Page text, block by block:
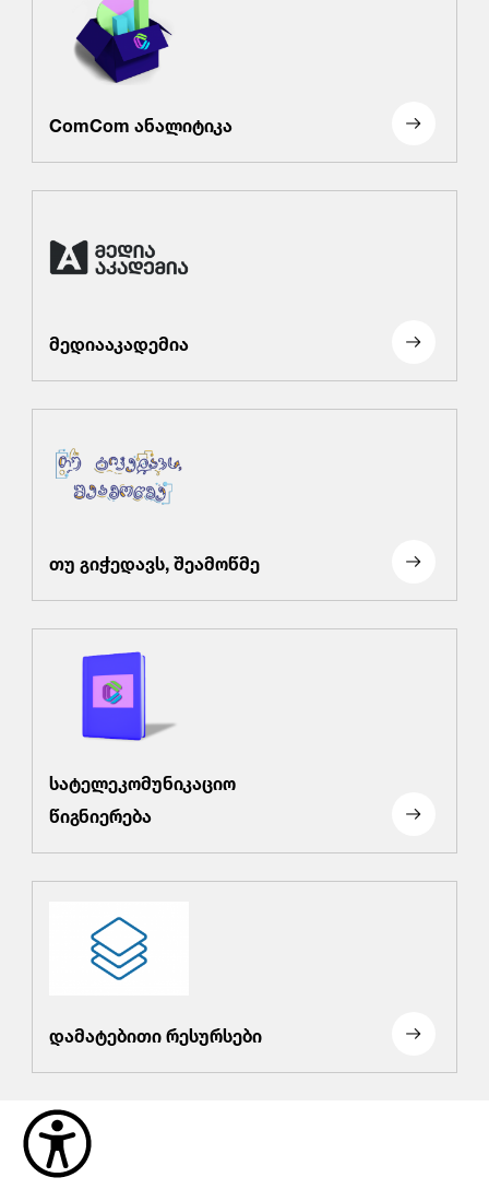
ComCom ანალიტიკა
მედიააკადემია
თუ გიჭედავს, შეამოწმე
სატელეკომუნიკაციო
წიგნიერება
დამატებითი რესურსები